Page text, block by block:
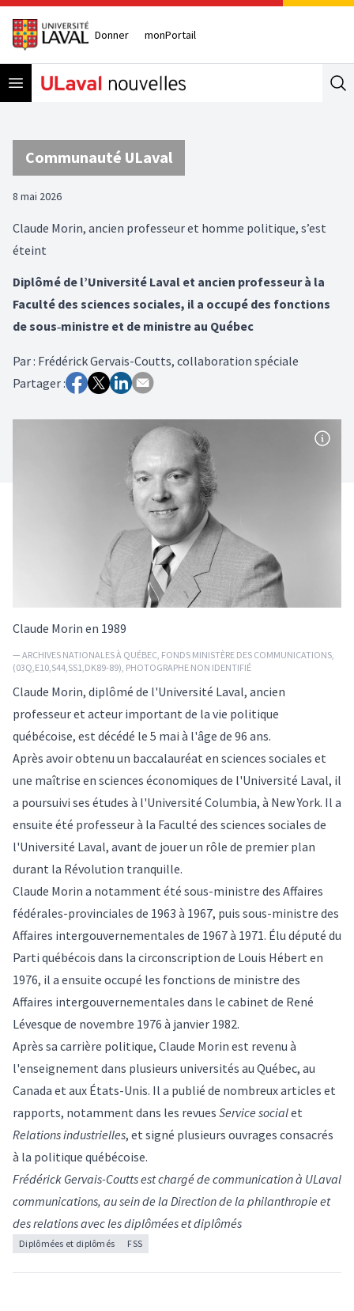
Donner monPortail
Open menu
Communauté ULaval
8 mai 2026
Claude Morin, ancien professeur et homme politique, s’est
éteint
Diplômé de l’Université Laval et ancien professeur à la
Faculté des sciences sociales, il a occupé des fonctions
de sous‑ministre et de ministre au Québec
Par: Frédérick Gervais-Coutts, collaboration spéciale
Partager :
Claude Morin en 1989
— ARCHIVES NATIONALES À QUÉBEC, FONDS MINISTÈRE DES COMMUNICATIONS,
(03Q,E10,S44,SS1,DK89-89), PHOTOGRAPHE NON IDENTIFIÉ
Claude Morin, diplômé de l'Université Laval, ancien
professeur et acteur important de la vie politique
québécoise, est décédé le 5 mai à l'âge de 96 ans.
Après avoir obtenu un baccalauréat en sciences sociales et
une maîtrise en sciences économiques de l'Université Laval, il
a poursuivi ses études à l'Université Columbia, à New York. Il a
ensuite été professeur à la Faculté des sciences sociales de
l'Université Laval, avant de jouer un rôle de premier plan
durant la Révolution tranquille.
Claude Morin a notamment été sous-ministre des Affaires
fédérales-provinciales de 1963 à 1967, puis sous-ministre des
Affaires intergouvernementales de 1967 à 1971. Élu député du
Parti québécois dans la circonscription de Louis Hébert en
1976, il a ensuite occupé les fonctions de ministre des
Affaires intergouvernementales dans le cabinet de René
Lévesque de novembre 1976 à janvier 1982.
Après sa carrière politique, Claude Morin est revenu à
l'enseignement dans plusieurs universités au Québec, au
Canada et aux États-Unis. Il a publié de nombreux articles et
rapports, notamment dans les revues Service socialet
Relations industrielles, et signé plusieurs ouvrages consacrés
à la politique québécoise.
Frédérick Gervais-Coutts est chargé de communication à ULaval
communications, au sein de la Direction de la philanthropie et
des relations avec les diplômées et diplômés
Diplômées et diplômés FSS